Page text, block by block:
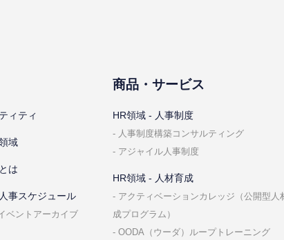
ィティ
域
は
事スケジュール
ベントアーカイブ
商品・サービス
HR領域 - ⼈事制度
⼈事制度構築コンサルティング
アジャイル⼈事制度
HR領域 - ⼈材育成
アクティベーションカレッジ（公開型⼈
成プログラム）
OODA（ウーダ）ループトレーニング